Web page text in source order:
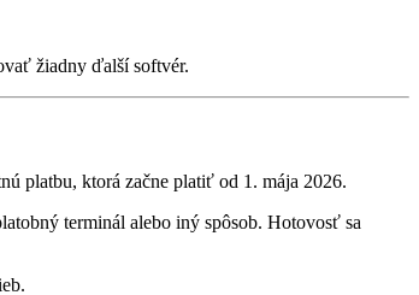
žiadny ďalší softvér.
platbu, ktorá začne platiť od 1. mája 2026.
terminál alebo iný spôsob. Hotovosť sa